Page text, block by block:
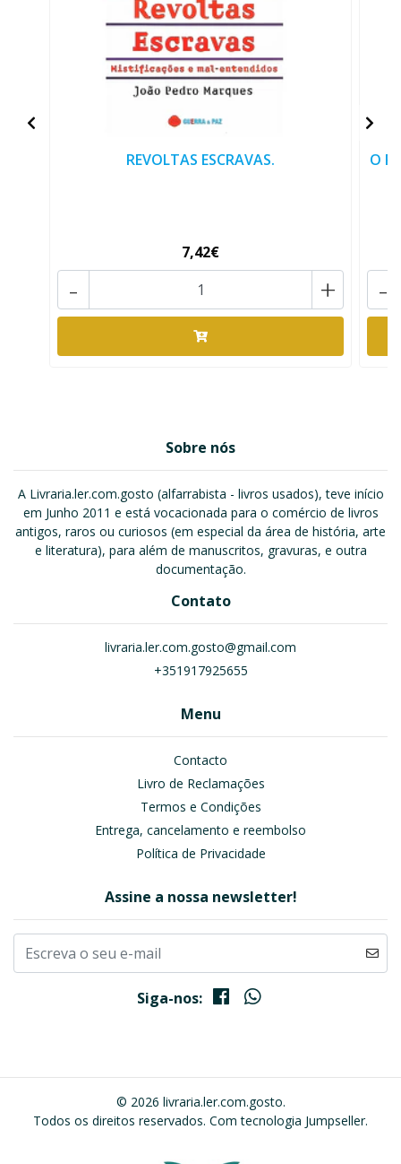
REVOLTAS ESCRAVAS.
7,42€
+
-
O
-
Sobre nós
A Livraria.ler.com.gosto (alfarrabista - livros usados), teve início
em Junho 2011 e está vocacionada para o comércio de livros
antigos, raros ou curiosos (em especial da área de história, arte
e literatura), para além de manuscritos, gravuras, e outra
documentação.
Contato
livraria.ler.com.gosto@gmail.com
+351917925655
Menu
Contacto
Livro de Reclamações
Termos e Condições
Entrega, cancelamento e reembolso
Política de Privacidade
Assine a nossa newsletter!
Siga-nos:
© 2026 livraria.ler.com.gosto.
Todos os direitos reservados. Com tecnologia Jumpseller.